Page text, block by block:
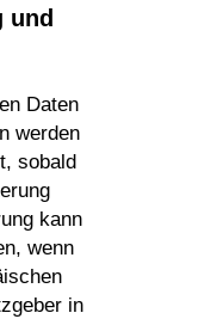
und
Daten
werden
sobald
kann
wenn
in